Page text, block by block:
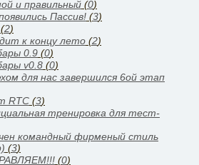
и правильный (0)
Паcсив! (3)
(2)
к концу лето (2)
0.9 (0)
v0.8 (0)
для нас завершился 6ой этап
RTC (3)
тренировка для тест-
командный фирменый стиль
(3)
(0)